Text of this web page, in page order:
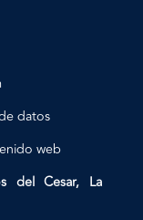
datos
web
del Cesar, La